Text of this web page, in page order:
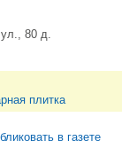
80 д.
плитка
в газете